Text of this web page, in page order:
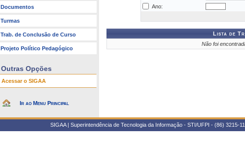
Documentos
Turmas
Trab. de Conclusão de Curso
Projeto Político Pedagógico
Outras Opções
Acessar o SIGAA
Ir ao Menu Principal
Ano:
Lista de
Não foi
SIGAA | Superintendência de Tecnologia da Informação - STI/UFPI - (86) 3215-